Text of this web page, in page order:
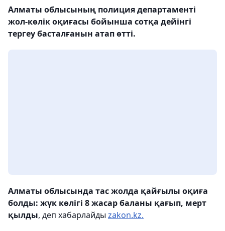
Алматы облысының полиция департаменті
жол-көлік оқиғасы бойынша сотқа дейінгі
тергеу басталғанын атап өтті.
Алматы облысында тас жолда қайғылы оқиға
болды: жүк көлігі 8 жасар баланы қағып, мерт
қылды, деп хабарлайды zakon.kz.